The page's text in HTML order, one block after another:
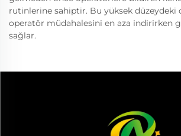
rutinlerine sahiptir. Bu yüksek düzeydeki
operatör müdahalesini en aza indirirken
sağlar.